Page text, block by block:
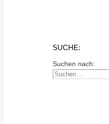
SUCHE:
Suchen nach: